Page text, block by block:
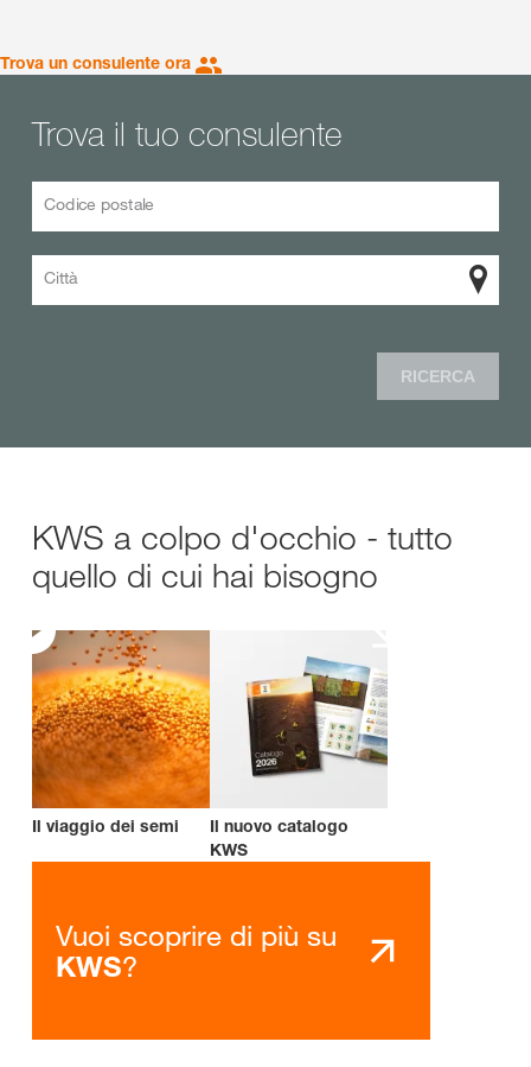
Trova un consulente ora
Trova il tuo consulente
Codice postale
Città
RICERCA
KWS a colpo d'occhio - tutto
quello di cui hai bisogno
Il viaggio dei semi
Il nuovo catalogo
KWS
Vuoi scoprire di più su
KWS?